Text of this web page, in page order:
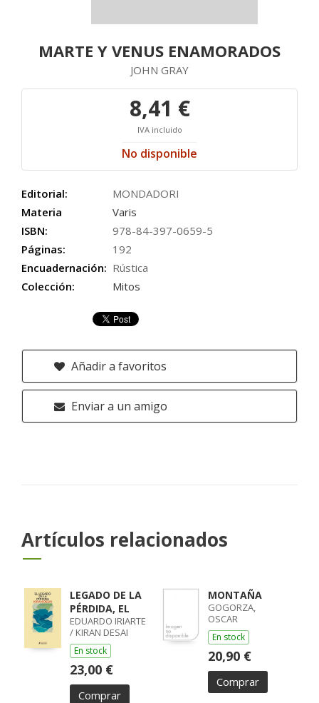
MARTE Y VENUS ENAMORADOS
JOHN GRAY
8,41 €
IVA incluido
No disponible
Editorial:
MONDADORI
Materia
Varis
ISBN:
978-84-397-0659-5
Páginas:
192
Encuadernación: Rústica
Colección:
Mitos
Añadir a favoritos
Enviar a un amigo
Artículos relacionados
LEGADO DE LA
PÉRDIDA, EL
EDUARDO IRIARTE
/ KIRAN DESAI
En stock
23,00 €
Comprar
MONTAÑA
GOGORZA,
OSCAR
En stock
20,90 €
Comprar